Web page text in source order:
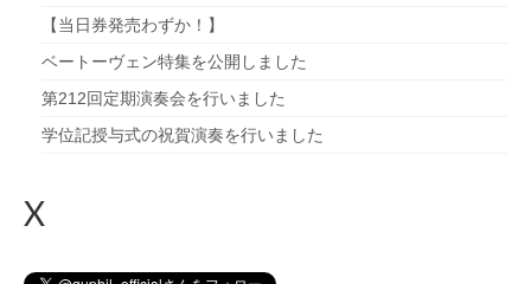
【当日券発売わずか！】
ベートーヴェン特集を公開しました
第212回定期演奏会を行いました
学位記授与式の祝賀演奏を行いました
X